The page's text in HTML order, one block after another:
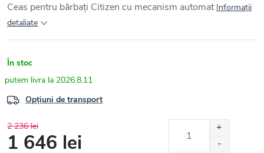
Ceas pentru bărbați Citizen cu mecanism automat Informaţii
detaliate
În stoc
2026.8.11
Opțiuni de transport
2 236 lei
1 646 lei